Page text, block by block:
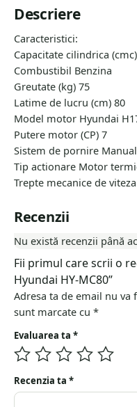
rarita reglabila;
roti metalice;
cultivator;
dispozitiv de scos
Descriere
Caracteristici:
Capacitate cilindrica
Combustibil Benzina
Greutate (kg) 75
Latime de lucru (cm) 80
Model motor Hyundai
Putere motor (CP) 7
Sistem de pornire
Tip actionare Motor
Trepte mecanice de
Recenzii
Nu există recenzii până
Fii primul care scrii o
Hyundai HY-MC80”
Adresa ta de email nu va
sunt marcate cu *
Evaluarea ta *
Recenzia ta *